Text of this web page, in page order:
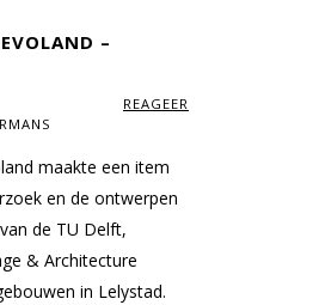
–
REAGEER
maakte een item
en de ontwerpen
de TU Delft,
& Architecture
in Lelystad.